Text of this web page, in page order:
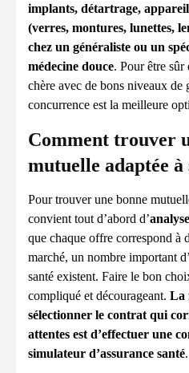
implants, détartrage,
(verres, montures, lunettes,
chez un généraliste ou un
médecine douce. Pour être sûr
chère avec de bons niveaux de
concurrence est la meilleure
Comment trouver
mutuelle adaptée à
Pour trouver une bonne
convient tout d’abord d’
que chaque offre correspond à
marché, un nombre important
santé existent. Faire le bon
compliqué et décourageant. La
sélectionner le contrat qui
attentes est d’effectuer une
simulateur d’assurance santé.